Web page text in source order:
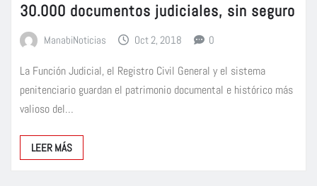
30.000 documentos judiciales, sin seguro
ManabiNoticias Oct 2, 2018 0
La Función Judicial, el Registro Civil General y el sistema
penitenciario guardan el patrimonio documental e histórico más
valioso del…
LEER MÁS